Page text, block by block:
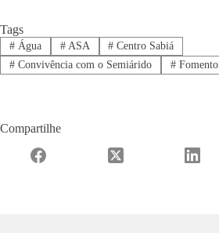
Tags
#Água #ASA # Centro Sabiá
#Convivência com o Semiárido #Fomento
Compartilhe